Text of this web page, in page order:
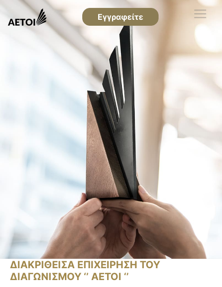
Εγγραφείτε
ΔΙΑΚΡΙΘΕΙΣΑ ΕΠΙΧΕΙΡΗΣΗ ΤΟΥ
ΔΙΑΓΩΝΙΣΜΟΥ ‘’ ΑΕΤΟΙ ‘’